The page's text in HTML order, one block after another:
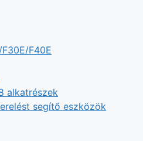
F40E
alkatrészek
segítő eszközök